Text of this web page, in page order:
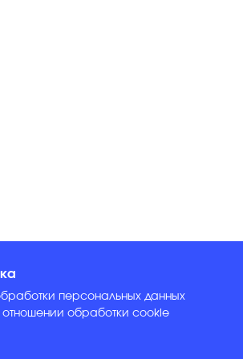
персональных данных
отношении обработки cookie